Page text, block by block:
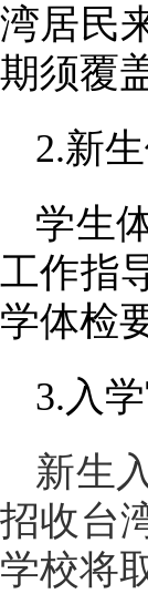
湾居民
期须覆
2.新
学生
工作指
学体检
3.入
新生
招收台
学校将